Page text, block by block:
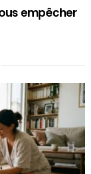
empêcher